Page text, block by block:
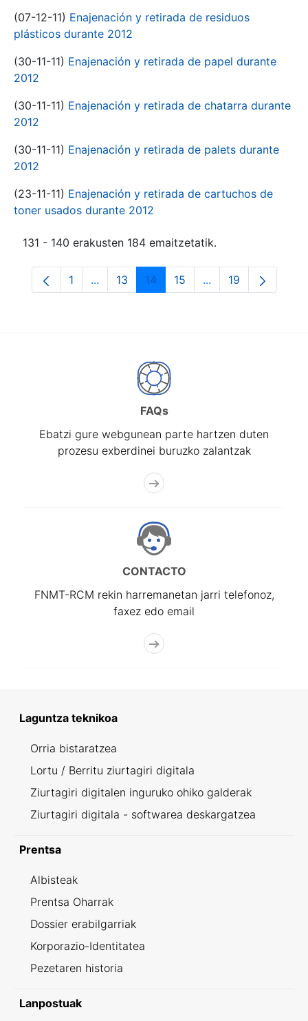
(07-12-11) Enajenación y retirada de residuos
plásticos durante 2012
(30-11-11) Enajenación y retirada de papel durante
2012
(30-11-11) Enajenación y retirada de chatarra durante
2012
(30-11-11) Enajenación y retirada de palets durante
2012
(23-11-11) Enajenación y retirada de cartuchos de
toner usados durante 2012
131 - 140 erakusten 184 emaitzetatik.
Orrialdea
1 ...Intermediate Pages Use TAB to navigate.
Orrialdea
13 Orrialdea
14 Orrialdea
15 ...Intermediate
Orrialdea
19
FAQs
Ebatzi gure webgunean parte hartzen duten
prozesu exberdinei buruzko zalantzak
CONTACTO
FNMT-RCM rekin harremanetan jarri telefonoz,
faxez edo email
Laguntza teknikoa
Orria bistaratzea
Lortu / Berritu ziurtagiri digitala
Ziurtagiri digitalen inguruko ohiko galderak
Ziurtagiri digitala - softwarea deskargatzea
Prentsa
Albisteak
Prentsa Oharrak
Dossier erabilgarriak
Korporazio-Identitatea
Pezetaren historia
Lanpostuak